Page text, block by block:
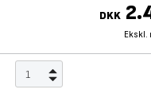
DKK
Ekskl.